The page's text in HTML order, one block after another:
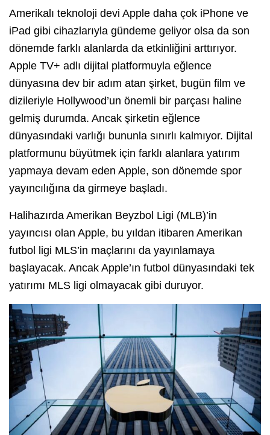
Amerikalı teknoloji devi Apple daha çok iPhone ve
iPad gibi cihazlarıyla gündeme geliyor olsa da son
dönemde farklı alanlarda da etkinliğini arttırıyor.
Apple TV+ adlı dijital platformuyla eğlence
dünyasına dev bir adım atan şirket, bugün film ve
dizileriyle Hollywood’un önemli bir parçası haline
gelmiş durumda. Ancak şirketin eğlence
dünyasındaki varlığı bununla sınırlı kalmıyor. Dijital
platformunu büyütmek için farklı alanlara yatırım
yapmaya devam eden Apple, son dönemde spor
yayıncılığına da girmeye başladı.
Halihazırda Amerikan Beyzbol Ligi (MLB)’in
yayıncısı olan Apple, bu yıldan itibaren Amerikan
futbol ligi MLS’in maçlarını da yayınlamaya
başlayacak. Ancak Apple’ın futbol dünyasındaki tek
yatırımı MLS ligi olmayacak gibi duruyor.